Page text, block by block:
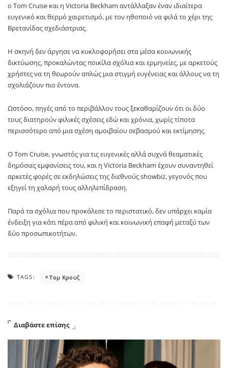
ο Tom Cruise και η Victoria Beckham αντάλλαξαν έναν ιδιαίτερα
ευγενικό και θερμό χαιρετισμό, με τον ηθοποιό να φιλά το χέρι της
Βρετανίδας σχεδιάστριας.
Η σκηνή δεν άργησε να κυκλοφορήσει στα μέσα κοινωνικής
δικτύωσης, προκαλώντας ποικίλα σχόλια και ερμηνείες, με αρκετούς
χρήστες να τη θεωρούν απλώς μια στιγμή ευγένειας και άλλους να τη
σχολιάζουν πιο έντονα.
Ωστόσο, πηγές από το περιβάλλον τους ξεκαθαρίζουν ότι οι δύο
τους διατηρούν φιλικές σχέσεις εδώ και χρόνια, χωρίς τίποτα
περισσότερο από μια σχέση αμοιβαίου σεβασμού και εκτίμησης.
Ο Tom Cruise, γνωστός για τις ευγενικές αλλά συχνά θεαματικές
δημόσιες εμφανίσεις του, και η Victoria Beckham έχουν συναντηθεί
αρκετές φορές σε εκδηλώσεις της διεθνούς showbiz, γεγονός που
εξηγεί τη χαλαρή τους αλληλεπίδραση.
Παρά τα σχόλια που προκάλεσε το περιστατικό, δεν υπάρχει καμία
ένδειξη για κάτι πέρα από φιλική και κοινωνική επαφή μεταξύ των
δύο προσωπικοτήτων.
TAGS: Τομ Κρουζ
Διαβάστε επίσης